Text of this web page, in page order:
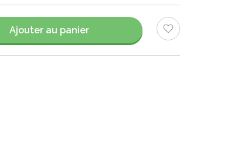
Ajouter au panier